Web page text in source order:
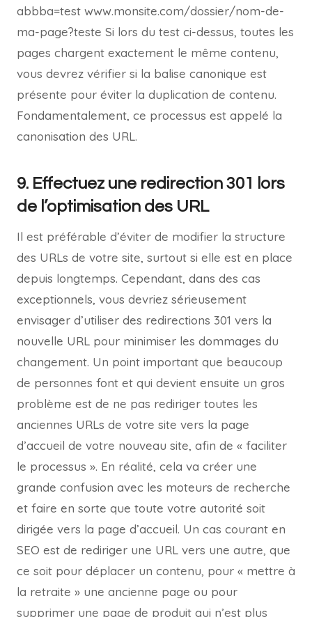
abbba=test www.monsite.com/dossier/nom-de-
ma-page?teste Si lors du test ci-dessus, toutes les
pages chargent exactement le même contenu,
vous devrez vérifier si la balise canonique est
présente pour éviter la duplication de contenu.
Fondamentalement, ce processus est appelé la
canonisation des URL.
9. Effectuez une redirection 301 lors
de l’optimisation des URL
Il est préférable d’éviter de modifier la structure
des URLs de votre site, surtout si elle est en place
depuis longtemps. Cependant, dans des cas
exceptionnels, vous devriez sérieusement
envisager d’utiliser des redirections 301 vers la
nouvelle URL pour minimiser les dommages du
changement. Un point important que beaucoup
de personnes font et qui devient ensuite un gros
problème est de ne pas rediriger toutes les
anciennes URLs de votre site vers la page
d’accueil de votre nouveau site, afin de « faciliter
le processus ». En réalité, cela va créer une
grande confusion avec les moteurs de recherche
et faire en sorte que toute votre autorité soit
dirigée vers la page d’accueil. Un cas courant en
SEO est de rediriger une URL vers une autre, que
ce soit pour déplacer un contenu, pour « mettre à
la retraite » une ancienne page ou pour
supprimer une page de produit qui n’est plus